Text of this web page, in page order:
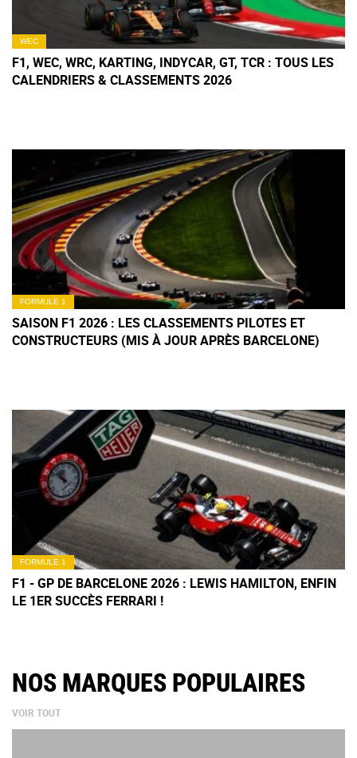
WEC
F1, WEC, WRC, KARTING, INDYCAR, GT, TCR : TOUS LES
CALENDRIERS & CLASSEMENTS 2026
FORMULE 1
SAISON F1 2026 : LES CLASSEMENTS PILOTES ET
CONSTRUCTEURS (MIS À JOUR APRÈS BARCELONE)
FORMULE 1
F1 - GP DE BARCELONE 2026 : LEWIS HAMILTON, ENFIN
LE 1ER SUCCÈS FERRARI !
NOS MARQUES POPULAIRES
VOIR TOUT